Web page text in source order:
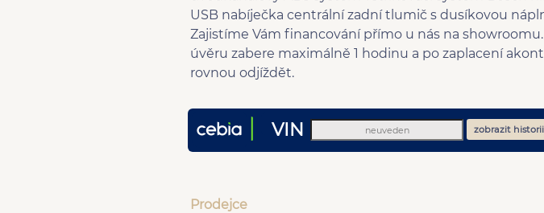
USB nabíječka centrální zadní tlumič s dusíkovou
Zajistíme Vám financování přímo u nás na
úvěru zabere maximálně 1 hodinu a po zaplacení
rovnou odjíždět.
VIN zobrazit
Prodejce